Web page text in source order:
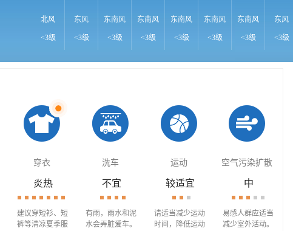
北风
<3级
东风
<3级
东南风
<3级
东南风
<3级
东南风
<3级
东南风
<3级
东南风
<3级
东风
<3级
穿衣 洗车 运动 空气污染扩散
炎热
建议穿短衫、短
裤等清凉夏季服
不宜
有雨，雨水和泥
水会弄脏爱车。
较适宜
请适当减少运动
时间，降低运动
中
易感人群应适当
减少室外活动。